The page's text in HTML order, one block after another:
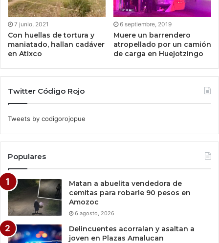
7 junio, 2021
Con huellas de tortura y
maniatado, hallan cadáver
en Atixco
6 septiembre, 2019
Muere un barrendero
atropellado por un camión
de carga en Huejotzingo
Twitter Código Rojo
Tweets by codigorojopue
Populares
Matan a abuelita vendedora de
cemitas para robarle 90 pesos en
Amozoc
6 agosto, 2026
Delincuentes acorralan y asaltan a
joven en Plazas Amalucan